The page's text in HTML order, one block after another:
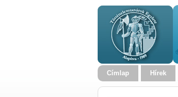
Címlap Hírek